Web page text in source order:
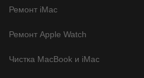
Ремонт iMac
Ремонт Apple Watch
Чистка MacBook и iMac